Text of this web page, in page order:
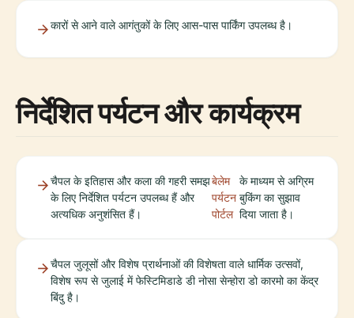
कारों से आने वाले आगंतुकों के लिए आस-पास पार्किंग उपलब्ध है।
निर्देशित पर्यटन और कार्यक्रम
चैपल के इतिहास और कला की गहरी समझ
के लिए निर्देशित पर्यटन उपलब्ध हैं और
अत्यधिक अनुशंसित हैं।
बेलेम
पर्यटन
पोर्टल
के माध्यम से अग्रिम
बुकिंग का सुझाव
दिया जाता है।
चैपल जुलूसों और विशेष प्रार्थनाओं की विशेषता वाले धार्मिक उत्सवों,
विशेष रूप से जुलाई में फेस्टिमिडाडे डी नोसा सेन्होरा डो कारमो का केंद्र
बिंदु है।